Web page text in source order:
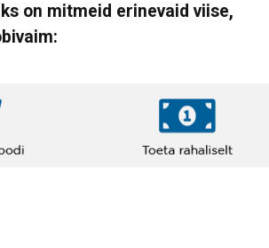
on mitmeid erinevaid viise,